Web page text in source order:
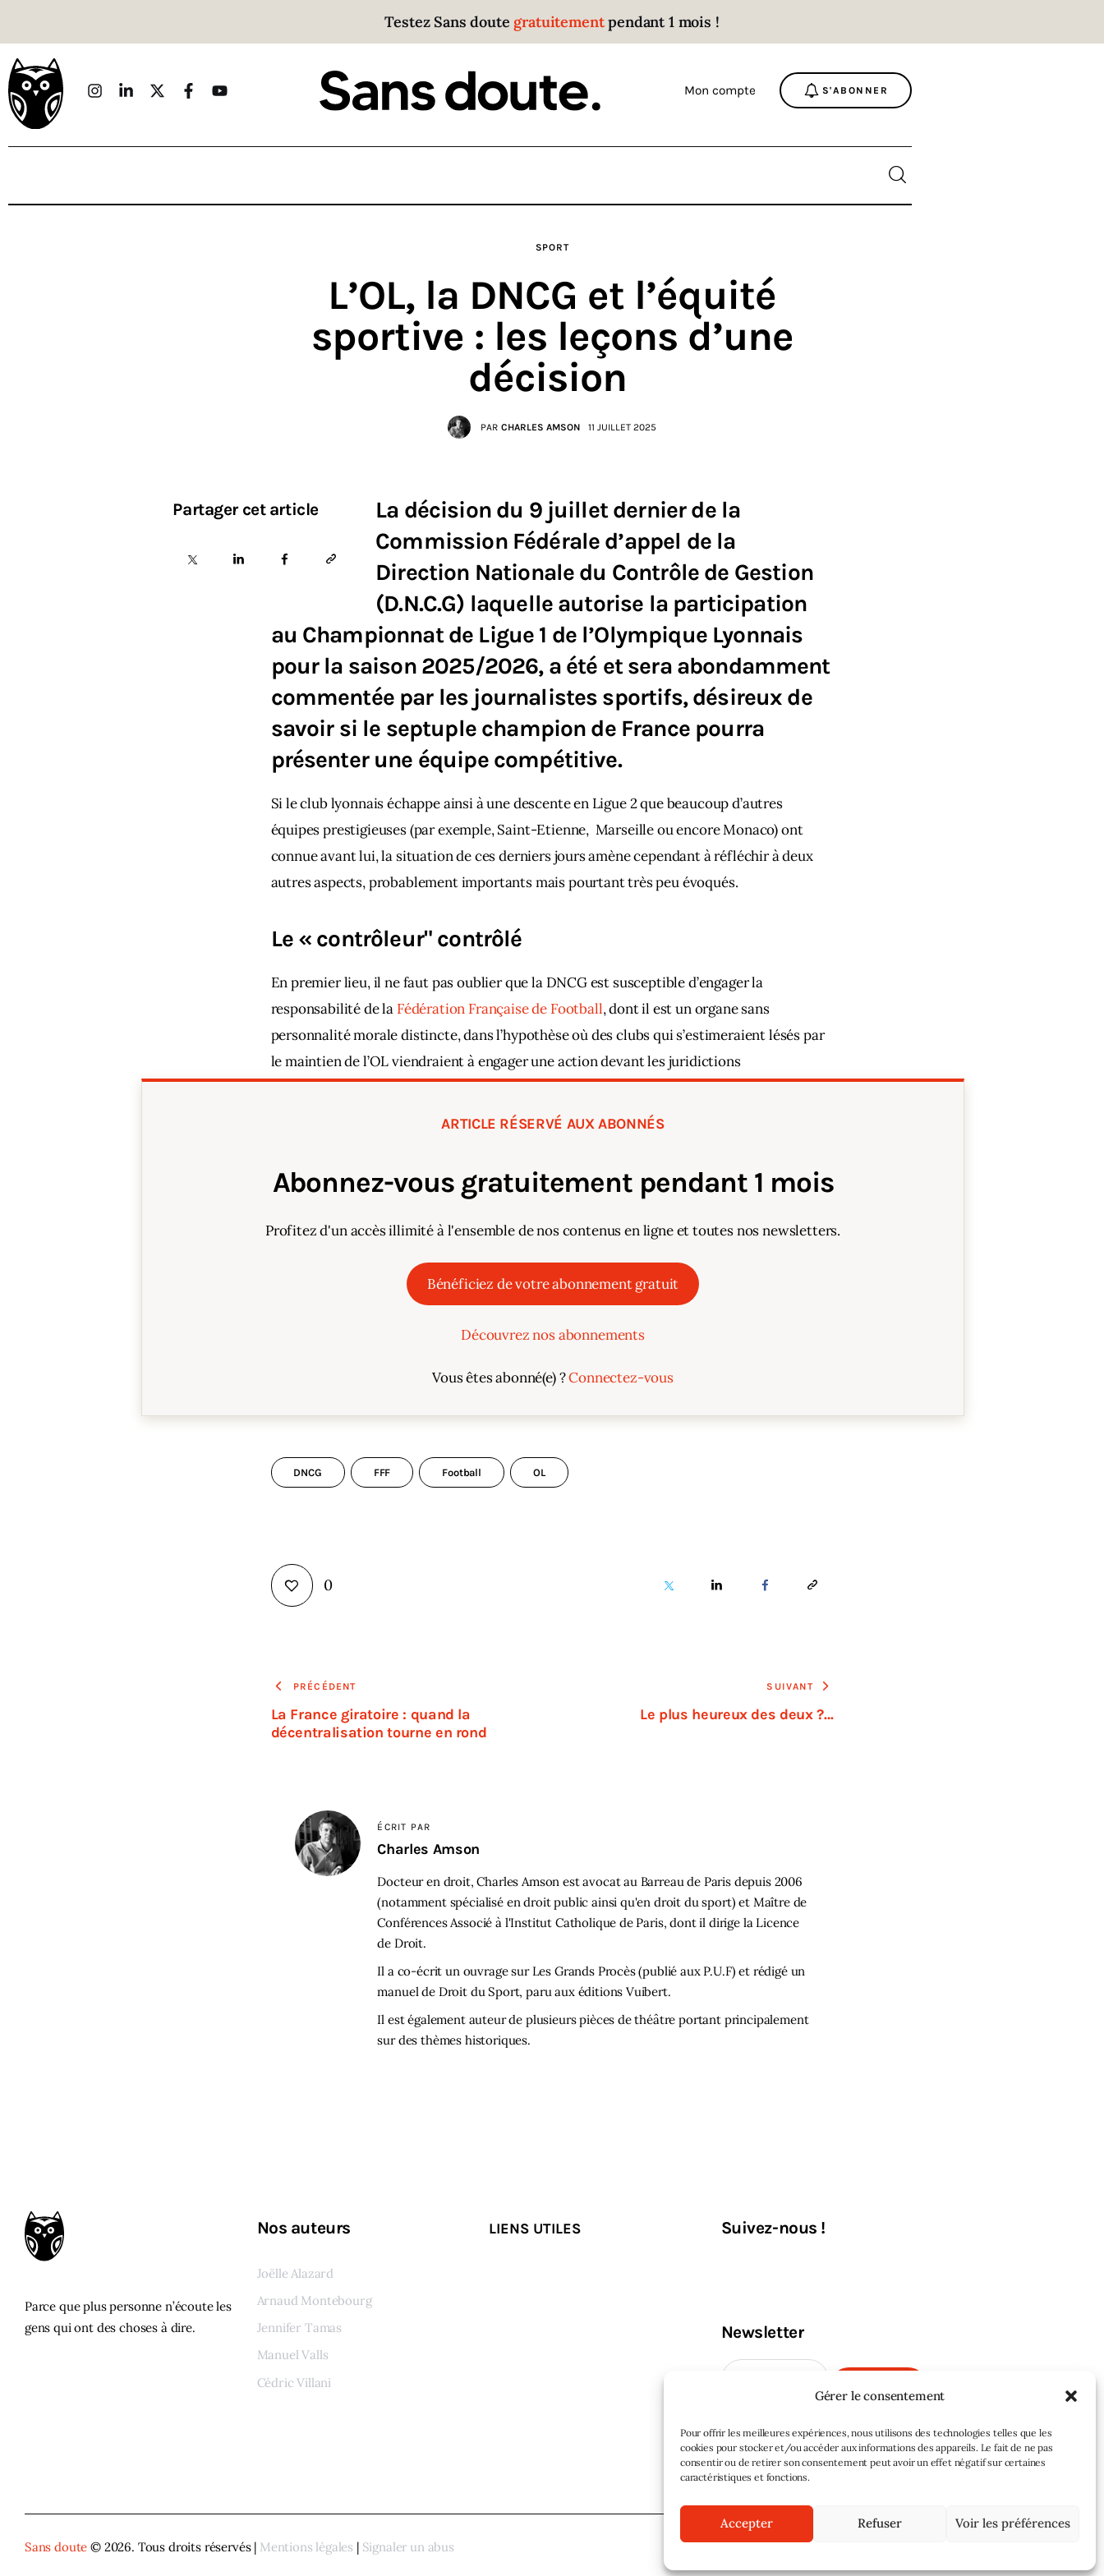
Gérer le consentement
Pour offrir les meilleures expériences, nous utilisons des technologies telles que les
cookies pour stocker et/ou accéder aux informations des appareils. Le fait de ne pas
consentir ou de retirer son consentement peut avoir un effet négatif sur certaines
caractéristiques et fonctions.
Accepter Refuser Voir les préférences
Testez Sans doute gratuitementpendant 1 mois !
Mon compte S'ABONNER
Sans doute
Parce que plus personne n’écoute les gens qui ont
des choses à dire.
Économie
Monde
SPORT
L’OL, la DNCG et l’équité
sportive : les leçons d’une
décision
PAR CHARLES AMSON 11 JUILLET 2025
Partager cet article
La décision du 9 juillet dernier de la
Commission Fédérale d’appel de la
Direction Nationale du Contrôle de Gestion
(D.N.C.G) laquelle autorise la participation
au Championnat de Ligue 1 de l’Olympique Lyonnais
pour la saison 2025/2026, a été et sera abondamment
commentée par les journalistes sportifs, désireux de
savoir si le septuple champion de France pourra
présenter une équipe compétitive.
Si le club lyonnais échappe ainsi à une descente en Ligue 2 que beaucoup d’autres
équipes prestigieuses (par exemple, Saint-Etienne,  Marseille ou encore Monaco) ont
connue avant lui, la situation de ces derniers jours amène cependant à réfléchir à deux
autres aspects, probablement importants mais pourtant très peu évoqués.
Le « contrôleur" contrôlé
En premier lieu, il ne faut pas oublier que la DNCG est susceptible d’engager la
responsabilité de la Fédération Française de Football, dont il est un organe sans
personnalité morale distincte, dans l’hypothèse où des clubs qui s’estimeraient lésés par
le maintien de l’OL viendraient à engager une action devant les juridictions
administratives visant à la réparation du préjudice subi.
ARTICLE RÉSERVÉ AUX ABONNÉS
Abonnez-vous gratuitement pendant 1 mois
Profitez d'un accès illimité à l'ensemble de nos contenus en ligne et toutes nos newsletters.
Bénéficiez de votre abonnement gratuit
Découvrez nos abonnements
Vous êtes abonné(e) ?Connectez-vous
DNCG FFF Football OL
0
PRÉCÉDENT
La France giratoire : quand la
décentralisation tourne en rond
SUIVANT
Le plus heureux des deux ?…
ÉCRIT PAR
Charles Amson
Docteur en droit, Charles Amson est avocat au Barreau de Paris depuis 2006
(notamment spécialisé en droit public ainsi qu'en droit du sport) et Maître de
Conférences Associé à l'Institut Catholique de Paris, dont il dirige la Licence
de Droit.
Il a co-écrit un ouvrage sur Les Grands Procès (publié aux P.U.F) et rédigé un
manuel de Droit du Sport, paru aux éditions Vuibert.
Il est également auteur de plusieurs pièces de théâtre portant principalement
sur des thèmes historiques.
Parce que plus personne n’écoute les
gens qui ont des choses à dire.
Nos auteurs
Joëlle Alazard
Arnaud Montebourg
Jennifer Tamas
Manuel Valls
Cédric Villani
LIENS UTILES Suivez-nous !
Newsletter
M'INSCRIRE
Sans doute © 2026. Tous droits réservés | Mentions légales | Signaler un abus